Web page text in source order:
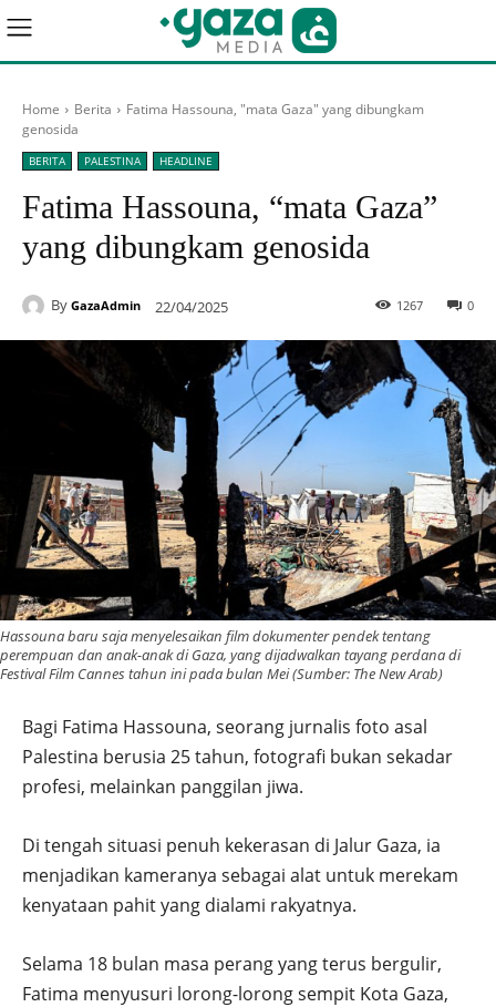
Home Berita
Fatima Hassouna, "mata Gaza" yang dibungkam
genosida
BERITA PALESTINA HEADLINE
Fatima Hassouna, “mata Gaza”
yang dibungkam genosida
By GazaAdmin 22/04/2025 0
1267
Hassouna baru saja menyelesaikan film dokumenter pendek tentang
perempuan dan anak-anak di Gaza, yang dijadwalkan tayang perdana di
Festival Film Cannes tahun ini pada bulan Mei (Sumber: The New Arab)
Bagi Fatima Hassouna, seorang jurnalis foto asal
Palestina berusia 25 tahun, fotografi bukan sekadar
profesi, melainkan panggilan jiwa.
Di tengah situasi penuh kekerasan di Jalur Gaza, ia
menjadikan kameranya sebagai alat untuk merekam
kenyataan pahit yang dialami rakyatnya.
Selama 18 bulan masa perang yang terus bergulir,
Fatima menyusuri lorong-lorong sempit Kota Gaza,